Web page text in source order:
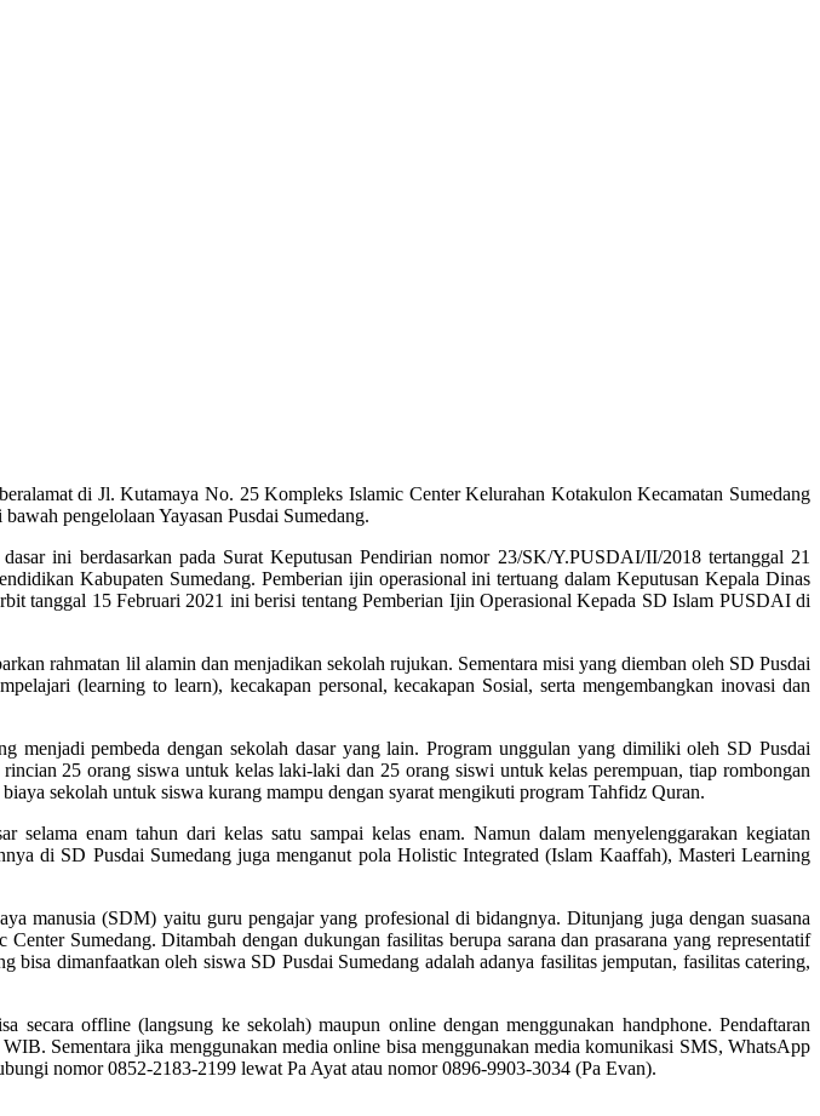
di Jl. Kutamaya No. 25 Kompleks Islamic Center Kelurahan Kotakulon Kecamatan Sumedang
pengelolaan Yayasan Pusdai Sumedang.
ini berdasarkan pada Surat Keputusan Pendirian nomor 23/SK/Y.PUSDAI/II/2018 tertanggal 21
Kabupaten Sumedang. Pemberian ijin operasional ini tertuang dalam Keputusan Kepala Dinas
tanggal 15 Februari 2021 ini berisi tentang Pemberian Ijin Operasional Kepada SD Islam PUSDAI di
rahmatan lil alamin dan menjadikan sekolah rujukan. Sementara misi yang diemban oleh SD Pusdai
(learning to learn), kecakapan personal, kecakapan Sosial, serta mengembangkan inovasi dan
pembeda dengan sekolah dasar yang lain. Program unggulan yang dimiliki oleh SD Pusdai
25 orang siswa untuk kelas laki-laki dan 25 orang siswi untuk kelas perempuan, tiap rombongan
sekolah untuk siswa kurang mampu dengan syarat mengikuti program Tahfidz Quran.
selama enam tahun dari kelas satu sampai kelas enam. Namun dalam menyelenggarakan kegiatan
di SD Pusdai Sumedang juga menganut pola Holistic Integrated (Islam Kaaffah), Masteri Learning
manusia (SDM) yaitu guru pengajar yang profesional di bidangnya. Ditunjang juga dengan suasana
Sumedang. Ditambah dengan dukungan fasilitas berupa sarana dan prasarana yang representatif
dimanfaatkan oleh siswa SD Pusdai Sumedang adalah adanya fasilitas jemputan, fasilitas catering,
secara offline (langsung ke sekolah) maupun online dengan menggunakan handphone. Pendaftaran
Sementara jika menggunakan media online bisa menggunakan media komunikasi SMS, WhatsApp
nomor 0852-2183-2199 lewat Pa Ayat atau nomor 0896-9903-3034 (Pa Evan).